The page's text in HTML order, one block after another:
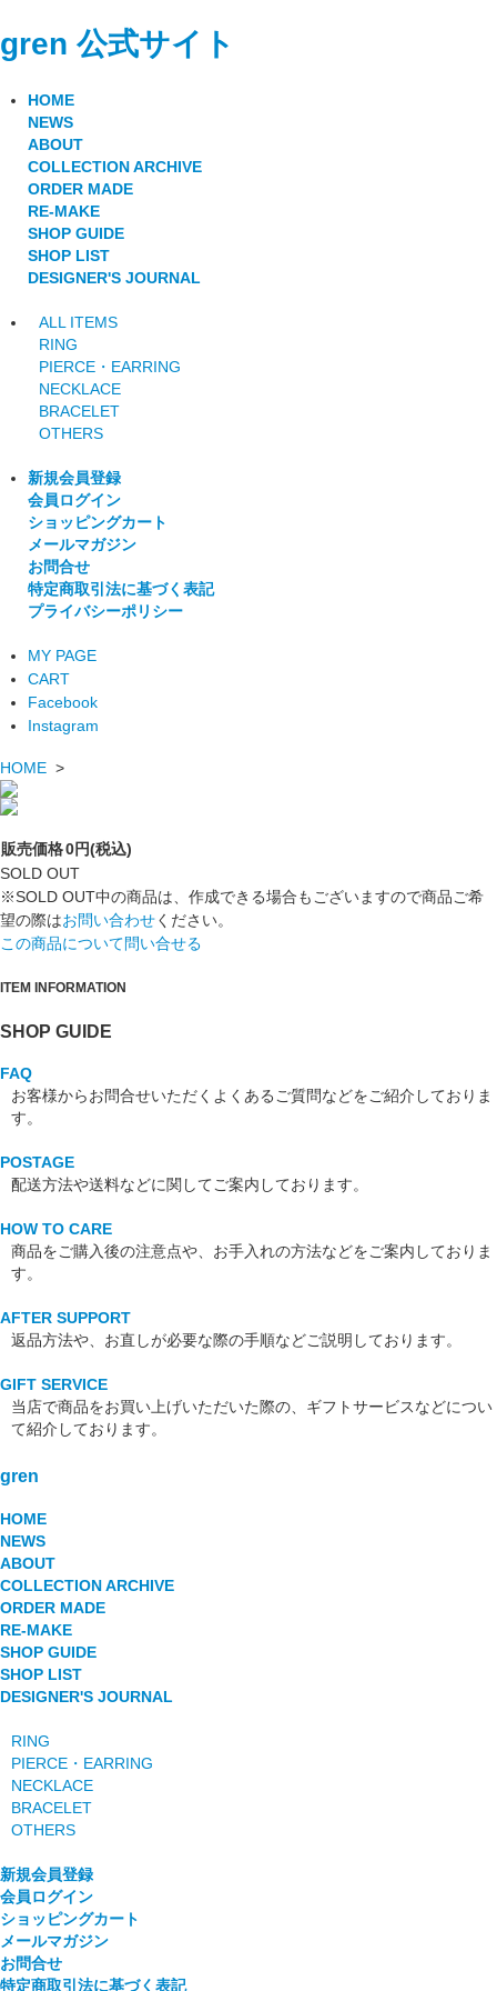
gren 公式サイト
HOME
NEWS
ABOUT
COLLECTION ARCHIVE
ORDER MADE
RE-MAKE
SHOP GUIDE
SHOP LIST
DESIGNER'S JOURNAL
ALL ITEMS
RING
PIERCE・EARRING
NECKLACE
BRACELET
OTHERS
新規会員登録
会員ログイン
ショッピングカート
メールマガジン
お問合せ
特定商取引法に基づく表記
プライバシーポリシー
MY PAGE
CART
Facebook
Instagram
HOME >
販売価格0円(税込)
SOLD OUT
※SOLD OUT中の商品は、作成できる場合もございますので商品ご希
望の際はお問い合わせください。
この商品について問い合せる
ITEM INFORMATION
SHOP GUIDE
FAQ
お客様からお問合せいただくよくあるご質問などをご紹介しておりま
す。
POSTAGE
配送方法や送料などに関してご案内しております。
HOW TO CARE
商品をご購入後の注意点や、お手入れの方法などをご案内しておりま
す。
AFTER SUPPORT
返品方法や、お直しが必要な際の手順などご説明しております。
GIFT SERVICE
当店で商品をお買い上げいただいた際の、ギフトサービスなどについ
て紹介しております。
gren
HOME
NEWS
ABOUT
COLLECTION ARCHIVE
ORDER MADE
RE-MAKE
SHOP GUIDE
SHOP LIST
DESIGNER'S JOURNAL
RING
PIERCE・EARRING
NECKLACE
BRACELET
OTHERS
新規会員登録
会員ログイン
ショッピングカート
メールマガジン
お問合せ
特定商取引法に基づく表記